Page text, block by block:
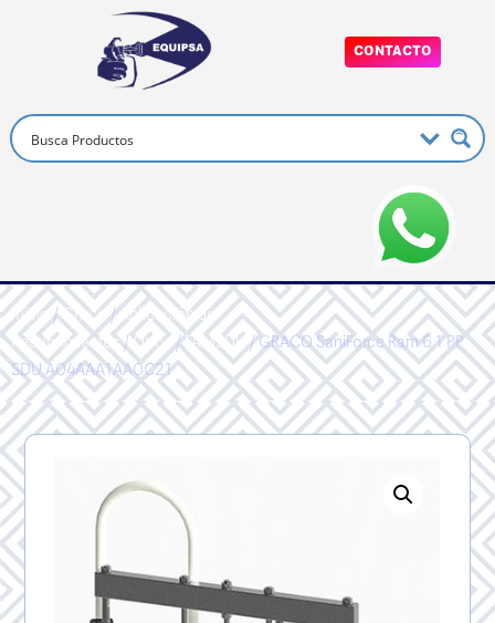
CONTACTO
Inicio/Graco/Aplicación de
Recubrimientos/Otros/FAMSDU/ GRACO SaniForce Ram 6 1 PP
SDU.A04AAA1AA0C21